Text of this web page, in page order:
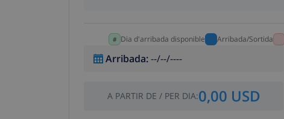
Dia d'arribada disponible Arribada/Sortida
Arribada:--/--/----
A PARTIR DE / PER DIA:0,00 USD